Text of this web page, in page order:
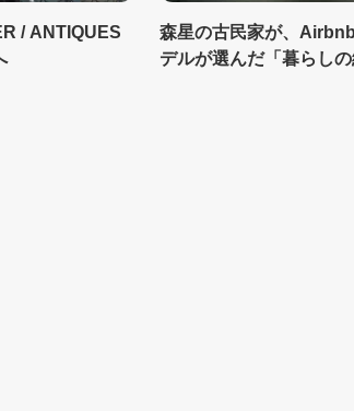
/ ANTIQUES
森星の古民家が、
デルが選んだ「暮らし